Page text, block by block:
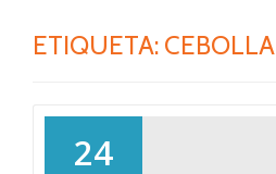
ETIQUETA: CEBOLLA
24